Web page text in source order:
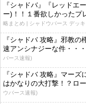
『シャドバ』『レッドエ
ー)！！１番欲しかったプ
略まとめ | シャドウバース デッ
『シャドバ 攻略』邪教
速アンシナジーな件・・
バース速報)
『シャドバ 攻略』マー
はかなりの大打撃！？ロ
ウバース速報)